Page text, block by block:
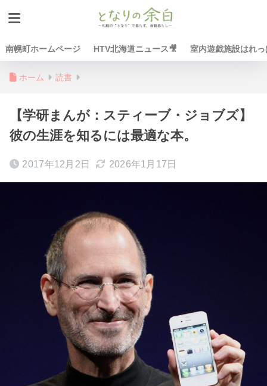
南幌町ホームページ HTV北海道ニュース🎥 室内遊戯施設はれっ
ホーム 読書
【学研まんが：スティーブ・ジョブズ】
彼の生涯を知るには最適な本。
2017年12月2日 2026年1月17日